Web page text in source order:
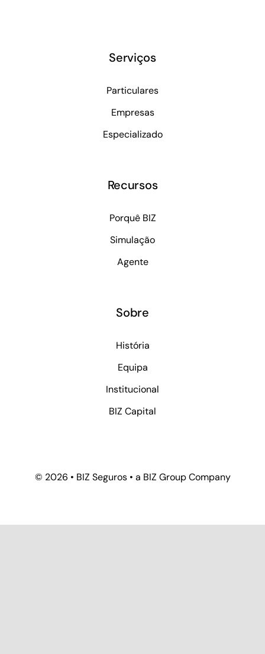
Serviços
Particulares
Empresas
Especializado
Recursos
Porquê BIZ
Simulação
Agente
Sobre
História
Equipa
Institucional
BIZ Capital
© 2026 • BIZ Seguros • a BIZ Group Company